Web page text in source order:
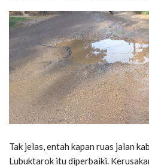
Tak jelas, entah kapan ruas jalan
Lubuktarok itu diperbaiki.